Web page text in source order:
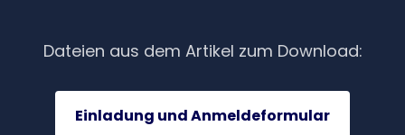
Dateien aus dem Artikel zum Download:
Einladung und Anmeldeformular